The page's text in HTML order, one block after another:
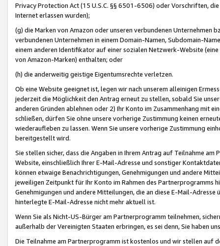
Privacy Protection Act (15 U.S.C. §§ 6501-6506) oder Vorschriften,
Internet erlassen wurden);
(g) die Marken von Amazon oder unseren verbundenen Unternehmen
verbundenen Unternehmen in einem Domain-Namen, Subdomain-
einem anderen Identifikator auf einer sozialen Netzwerk-Website
von Amazon-Marken) enthalten; oder
(h) die anderweitig geistige Eigentumsrechte verletzen.
Ob eine Website geeignet ist, legen wir nach unserem alleinigen
jederzeit die Möglichkeit den Antrag erneut zu stellen, sobald Sie
anderen Gründen ablehnen oder 2) Ihr Konto im Zusammenhang mit
schließen, dürfen Sie ohne unsere vorherige Zustimmung keinen
wiederaufleben zu lassen. Wenn Sie unsere vorherige Zustimmung
bereitgestellt wird.
Sie stellen sicher, dass die Angaben in Ihrem Antrag auf Teilnahme
Website, einschließlich Ihrer E-Mail-Adresse und sonstiger
können etwaige Benachrichtigungen, Genehmigungen und andere
jeweiligen Zeitpunkt für Ihr Konto im Rahmen des Partnerprogramms
Genehmigungen und andere Mitteilungen, die an diese E-Mail-
hinterlegte E-Mail-Adresse nicht mehr aktuell ist.
Wenn Sie als Nicht-US-Bürger am Partnerprogramm teilnehmen,
außerhalb der Vereinigten Staaten erbringen, es sei denn, Sie haben
Die Teilnahme am Partnerprogramm ist kostenlos und wir stellen auf